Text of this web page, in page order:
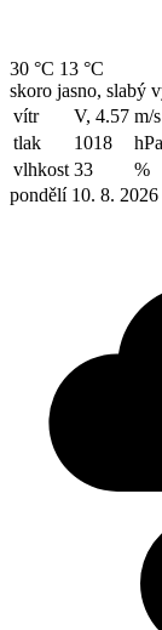
30 °C 13 °C
skoro jasno, slabý
vítr
V, 4.57 m/s
tlak
1018
hPa
vlhkost 33
%
pondělí 10. 8. 2026